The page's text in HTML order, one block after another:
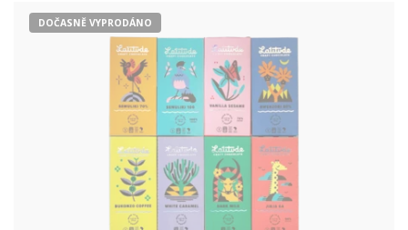
DOČASNĚ VYPRODÁNO